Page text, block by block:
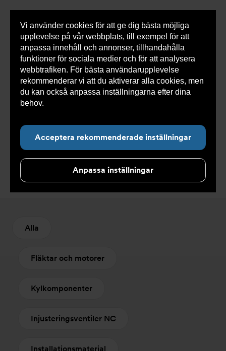
Vi använder cookies för att ge dig bästa möjliga
upplevelse på vår webbplats, till exempel för att
anpassa innehåll och annonser, tillhandahålla
funktioner för sociala medier och för att analysera
webbtrafiken. För bästa användarupplevelse
rekommenderar vi att du aktiverar alla cookies, men
du kan också anpassa inställningarna efter dina
behov.
Acceptera rekommenderade inställningar
Anpassa inställningar
0 varorSnabborder
Du
här:
Armatec > Produkter > Kyla > Rörkopplingar
Klämringskoppling
Klämringskoppling
Alla
Fläktar och motorer
Kylkomponenter
Injusteringsventiler NC
Installationsmaterial